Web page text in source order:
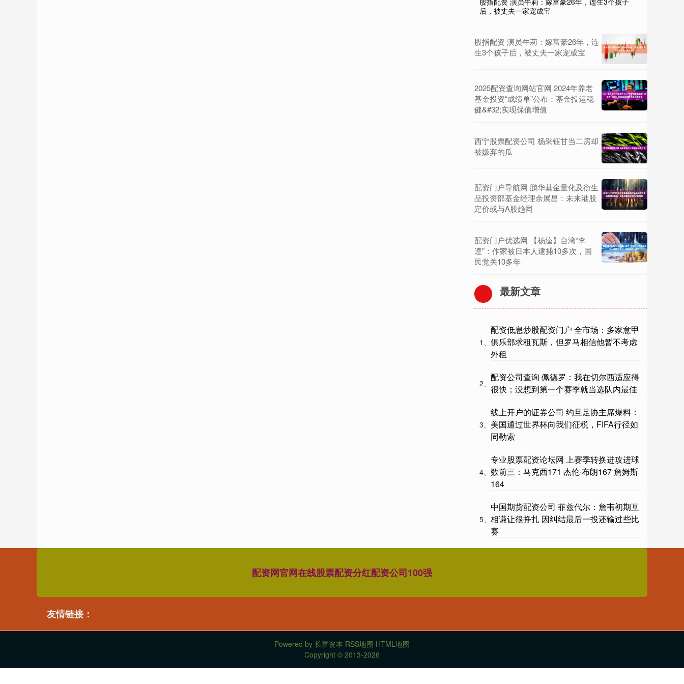
后，被丈夫一家宠成宝
股指配资 演员牛莉：嫁富豪26年，连
生3个孩子后，被丈夫一家宠成宝
2025配资查询网站官网 2024年养老
基金投资“成绩单”公布：基金投运稳
健&#32;实现保值增值
西宁股票配资公司 杨采钰甘当二房却
被嫌弃的瓜
配资门户导航网 鹏华基金量化及衍生
品投资部基金经理余展昌：未来港股
定价或与A股趋同
配资门户优选网 【杨逵】台湾“李
逵”：作家被日本人逮捕10多次，国
民党关10多年
最新文章
1、
配资低息炒股配资门户 全市场：多家意甲
俱乐部求租瓦斯，但罗马相信他暂不考虑
外租
2、
配资公司查询 佩德罗：我在切尔西适应得
很快；没想到第一个赛季就当选队内最佳
3、
线上开户的证券公司 约旦足协主席爆料：
美国通过世界杯向我们征税，FIFA行径如
同勒索
4、
专业股票配资论坛网 上赛季转换进攻进球
数前三：马克西171 杰伦·布朗167 詹姆斯
164
5、
中国期货配资公司 菲兹代尔：詹韦初期互
相谦让很挣扎 因纠结最后一投还输过些比
赛
配资网官网在线股票配资分红配资公司100强
友情链接：
Powered by 长富资本 RSS地图 HTML地图
Copyright © 2013-2026